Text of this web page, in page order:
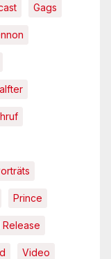
Gags
Prince
Video